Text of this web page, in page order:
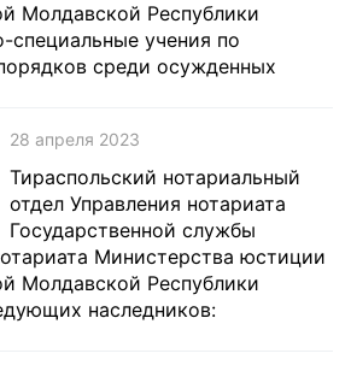
Молдавской Республики
специальные учения по
среди осужденных
28 апреля 2023
Тираспольский нотариальный
отдел Управления нотариата
Государственной службы
Министерства юстиции
Молдавской Республики
наследников: